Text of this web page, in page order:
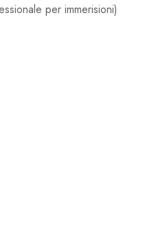
per immerisioni)